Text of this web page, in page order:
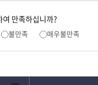
여 만족하십니까?
불만족 매우불만족